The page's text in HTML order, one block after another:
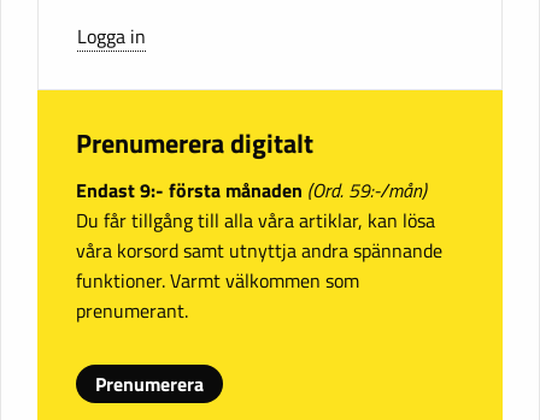
Logga in
Prenumerera digitalt
Endast 9:- första månaden (Ord. 59:-/mån)
Du får tillgång till alla våra artiklar, kan lösa
våra korsord samt utnyttja andra spännande
funktioner. Varmt välkommen som
prenumerant.
Prenumerera